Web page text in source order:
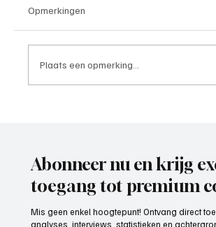
Opmerkingen
Plaats een opmerking...
Abonneer nu en krijg
toegang tot premium
Mis geen enkel hoogtepunt! Ontvang direct
analyses, interviews, statistieken en